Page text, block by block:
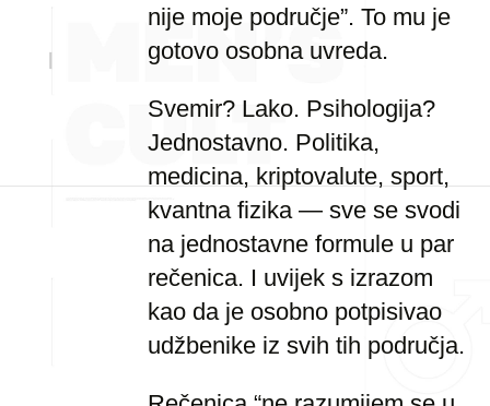
nije moje područje”. To mu je
gotovo osobna uvreda.
Svemir? Lako. Psihologija?
Jednostavno. Politika,
medicina, kriptovalute, sport,
kvantna fizika — sve se svodi
na jednostavne formule u par
rečenica. I uvijek s izrazom
kao da je osobno potpisivao
udžbenike iz svih tih područja.